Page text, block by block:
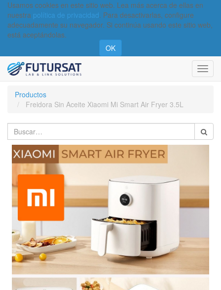
Usamos cookies en este sitio web. Lea más acerca de ellas en
nuestra política de privacidad. Para desactivarlas, configure
adecuadamente su navegador. Si continúa usando este sitio web,
está aceptándolas.
OK
Productos
Freidora Sin Aceite Xiaomi Mi Smart Air Fryer 3.5L